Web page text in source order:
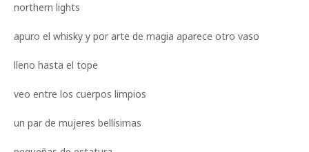
northern lights
apuro el whisky y por arte de magia aparece otro vaso
lleno hasta el tope
veo entre los cuerpos limpios
un par de mujeres bellísimas